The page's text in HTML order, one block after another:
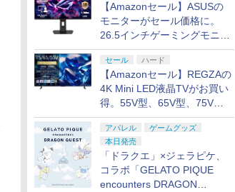
【Amazonセール】ASUSの
モニターがセール価格に。
26.5インチゲーミングモニタ
ー「ROG Strix OLED
XG27ACDMS」限定モデルも
お買い得
セール ハード
【Amazonセール】REGZAの
4K Mini LED液晶TVがお買い
得。55V型、65V型、75V型
の2026年モデルがラインナ
ップ
アパレル
ゲームグッズ
本日発売
「ドラクエ」×ジェラピケ、
コラボ「GELATO PIQUE
encounters DRAGON